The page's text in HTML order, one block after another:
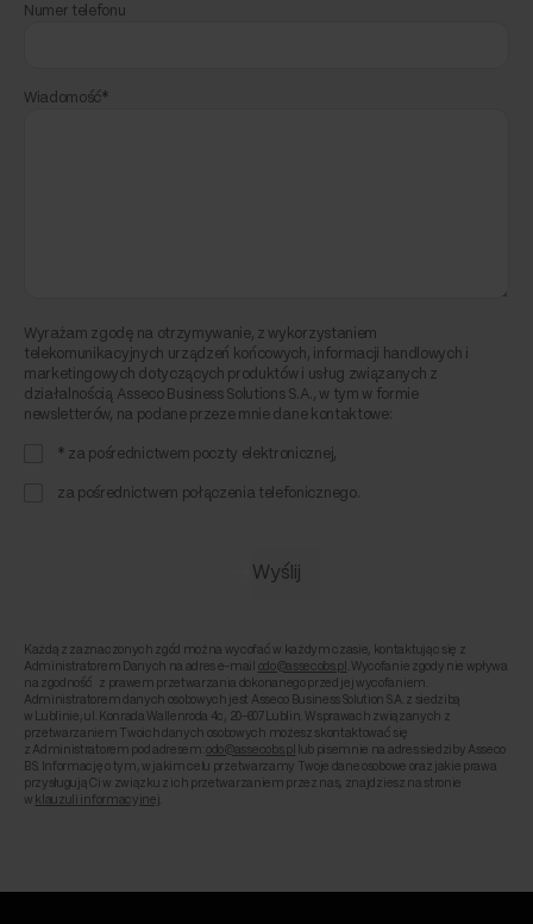
Numer telefonu
Wiadomość*
Wyrażam zgodę na otrzymywanie, z wykorzystaniem
telekomunikacyjnych urządzeń końcowych, informacji handlowych i
marketingowych dotyczących produktów i usług związanych z
działalnością Asseco Business Solutions S.A., w tym w formie
newsletterów, na podane przeze mnie dane kontaktowe:
* za pośrednictwem poczty elektronicznej,
za pośrednictwem połączenia telefonicznego.
Każdą z zaznaczonych zgód można wycofać w każdym czasie, kontaktując się z
Administratorem Danych na adres e-mail odo@assecobs.pl
. Wycofanie zgody nie wpływa
na zgodność z prawem przetwarzania dokonanego przed jej wycofaniem.
Administratorem danych osobowych jest Asseco Business Solution S.A. z siedzibą
w Lublinie, ul. Konrada Wallenroda 4c, 20-607 Lublin. W sprawach związanych z
przetwarzaniem Twoich danych osobowych możesz skontaktować się
z Administratorem pod adresem:odo@assecobs.pl
lub pisemnie na adres siedziby Asseco
BS. Informację o tym, w jakim celu przetwarzamy Twoje dane osobowe oraz jakie prawa
przysługują Ci w związku z ich przetwarzaniem przez nas, znajdziesz na stronie
w klauzuli informacyjnej